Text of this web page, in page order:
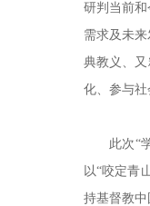
研判当前
需求及未
典教义、
化、参与
此次“
以“咬定青
持基督教中